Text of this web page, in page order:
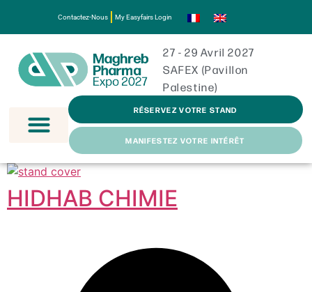
Contactez-Nous My Easyfairs Login
27 - 29 Avril 2027
SAFEX (Pavillon
Palestine)
RÉSERVEZ VOTRE STAND
MANIFESTEZ VOTRE INTÉRÊT
HIDHAB CHIMIE